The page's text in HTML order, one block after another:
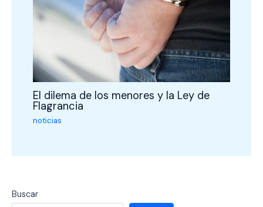
El dilema de los menores y la Ley de
Flagrancia
noticias
Buscar